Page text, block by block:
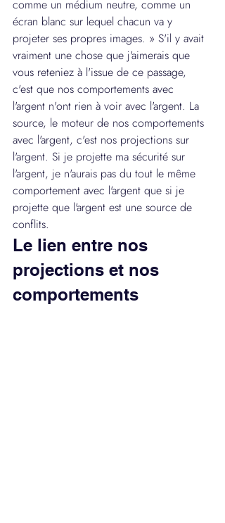
comme un médium neutre, comme un
écran blanc sur lequel chacun va y
projeter ses propres images. » S'il y avait
vraiment une chose que j'aimerais que
vous reteniez à l'issue de ce passage,
c'est que nos comportements avec
l'argent n'ont rien à voir avec l'argent. La
source, le moteur de nos comportements
avec l'argent, c'est nos projections sur
l'argent. Si je projette ma sécurité sur
l'argent, je n'aurais pas du tout le même
comportement avec l'argent que si je
projette que l'argent est une source de
conflits.
Le lien entre nos
projections et nos
comportements